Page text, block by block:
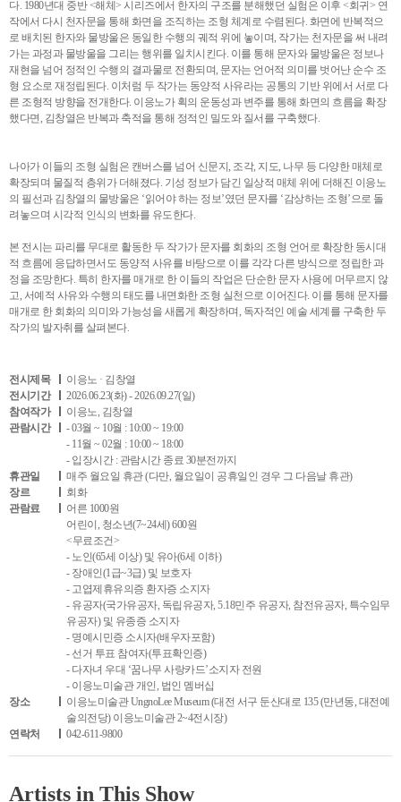
다. 1980년대 중반 <해체> 시리즈에서 한자의 구조를 분해했던 실험은 이후 <회귀> 연
작에서 다시 천자문을 통해 화면을 조직하는 조형 체계로 수렴된다. 화면에 반복적으
로 배치된 한자와 물방울은 동일한 수행의 궤적 위에 놓이며, 작가는 천자문을 써 내려
가는 과정과 물방울을 그리는 행위를 일치시킨다. 이를 통해 문자와 물방울은 정보나
재현을 넘어 정적인 수행의 결과물로 전환되며, 문자는 언어적 의미를 벗어난 순수 조
형 요소로 재정립된다. 이처럼 두 작가는 동양적 사유라는 공통의 기반 위에서 서로 다
른 조형적 방향을 전개한다. 이응노가 획의 운동성과 변주를 통해 화면의 흐름을 확장
했다면, 김창열은 반복과 축적을 통해 정적인 밀도와 질서를 구축했다.
나아가 이들의 조형 실험은 캔버스를 넘어 신문지, 조각, 지도, 나무 등 다양한 매체로
확장되며 물질적 층위가 더해졌다. 기성 정보가 담긴 일상적 매체 위에 더해진 이응노
의 필선과 김창열의 물방울은 ‘읽어야 하는 정보’였던 문자를 ‘감상하는 조형’으로 돌
려놓으며 시각적 인식의 변화를 유도한다.
본 전시는 파리를 무대로 활동한 두 작가가 문자를 회화의 조형 언어로 확장한 동시대
적 흐름에 응답하면서도 동양적 사유를 바탕으로 이를 각각 다른 방식으로 정립한 과
정을 조망한다. 특히 한자를 매개로 한 이들의 작업은 단순한 문자 사용에 머무르지 않
고, 서예적 사유와 수행의 태도를 내면화한 조형 실천으로 이어진다. 이를 통해 문자를
매개로 한 회화의 의미와 가능성을 새롭게 확장하며, 독자적인 예술 세계를 구축한 두
작가의 발자취를 살펴본다.
전시제목
이응노 · 김창열
전시기간
2026.06.23(화) - 2026.09.27(일)
참여작가
이응노, 김창열
관람시간
- 03월 ~ 10월 : 10:00 ~ 19:00
- 11월 ~ 02월 : 10:00 ~ 18:00
- 입장시간 : 관람시간 종료 30분전까지
휴관일
매주 월요일 휴관 (다만, 월요일이 공휴일인 경우 그 다음날 휴관)
장르
회화
관람료
어른 1000원
어린이, 청소년(7~24세) 600원
<무료조건>
- 노인(65세 이상) 및 유아(6세 이하)
- 장애인(1급~3급) 및 보호자
- 고엽제휴유의증 환자증 소지자
- 유공자(국가유공자, 독립유공자, 5.18민주 유공자, 참전유공자, 특수임무
유공자) 및 유종증 소지자
- 명예시민증 소시자(배우자포함)
- 선거 투표 참여자(투표확인증)
- 다자녀 우대 ‘꿈나무 사랑카드’소지자 전원
- 이응노미술관 개인, 법인 멤버십
장소
이응노미술관 UngnoLee Museum (대전 서구 둔산대로 135 (만년동, 대전예
술의전당) 이응노미술관 2~4전시장)
연락처
042-611-9800
Artists in This Show